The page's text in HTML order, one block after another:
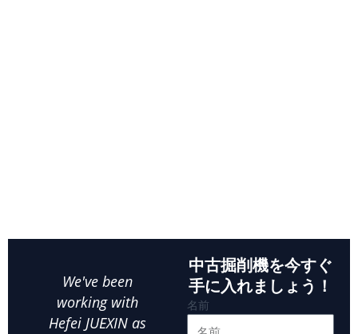
We've been
working with
Hefei JUEXIN as
As a small
business owner,
finding reliable
中古掘削機を今すぐ
手に入れましょう！
名前